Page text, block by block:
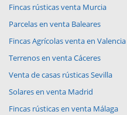
Fincas rústicas venta Murcia
Parcelas en venta Baleares
Fincas Agrícolas venta en Valencia
Terrenos en venta Cáceres
Venta de casas rústicas Sevilla
Solares en venta Madrid
Fincas rústicas en venta Málaga